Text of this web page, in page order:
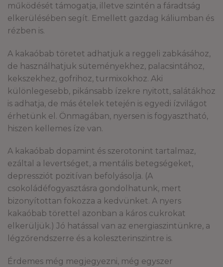
működését támogatja, illetve szintén a fáradtság
elkerülésében segít. Emellett gazdag káliumban és
rézben is.
A kakaóbab töretet adhatjuk a reggeli zabkásához,
de használhatjuk süteményekhez, palacsintához,
kekszekhez, gofrihoz, turmixokhoz. Aki
különlegesebb, pikánsabb ízekre nyitott, salátákhoz
is adhatja, de más ételek tetején is egyedi ízvilágot
érhetünk el. Önmagában, nyersen is fogyasztható,
hiszen kellemes íze van.
A kakaóbab dopamint és szerotonint tartalmaz,
ezáltal a levertséget, a mentális betegségeket,
depressziót pozitívan befolyásolja. (A
csokoládéfogyasztásra gondolhatunk, mert
bizonyítottan fokozza a kedvünket. A nyers
kakaóbab törettel azonban a káros cukrokat
elkerüljük.) Jó hatással van az energiaszintünkre, a
légzőrendszerre és a koleszterinszintre is.
Érdemes még megjegyezni, még egyszer